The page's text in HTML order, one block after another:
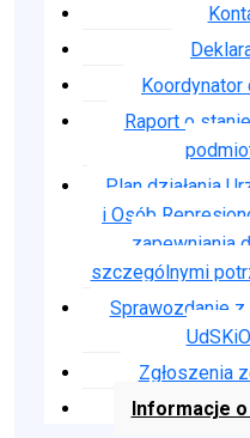
Raport o
Plan działania
i Osób
zapewniania
szczególnymi
Sprawozdanie
Zgłoszenia
Informacje